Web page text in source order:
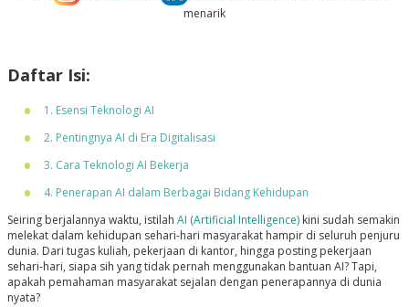
menarik
Daftar Isi:
1. Esensi Teknologi AI
2. Pentingnya AI di Era Digitalisasi
3. Cara Teknologi AI Bekerja
4. Penerapan AI dalam Berbagai Bidang Kehidupan
Seiring berjalannya waktu, istilah AI (Artificial Intelligence)kini sudah semakin
melekat dalam kehidupan sehari-hari masyarakat hampir di seluruh penjuru
dunia. Dari tugas kuliah, pekerjaan di kantor, hingga posting pekerjaan
sehari-hari, siapa sih yang tidak pernah menggunakan bantuan AI? Tapi,
apakah pemahaman masyarakat sejalan dengan penerapannya di dunia
nyata?